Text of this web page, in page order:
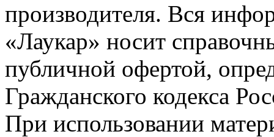
производителя. Вся
«Лаукар» носит
публичной офертой,
Гражданского кодекса
При использовании